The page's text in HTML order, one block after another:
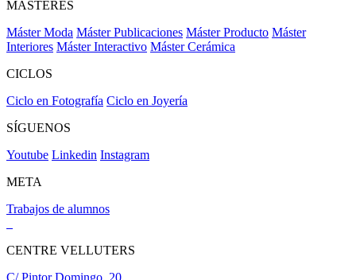
MÁSTERES
Máster Moda Máster Publicaciones Máster Producto Máster
Interiores Máster Interactivo Máster Cerámica
CICLOS
Ciclo en Fotografía Ciclo en Joyería
SÍGUENOS
Youtube Linkedin Instagram
META
Trabajos de alumnos
CENTRE VELLUTERS
C/ Pintor Domingo, 20,